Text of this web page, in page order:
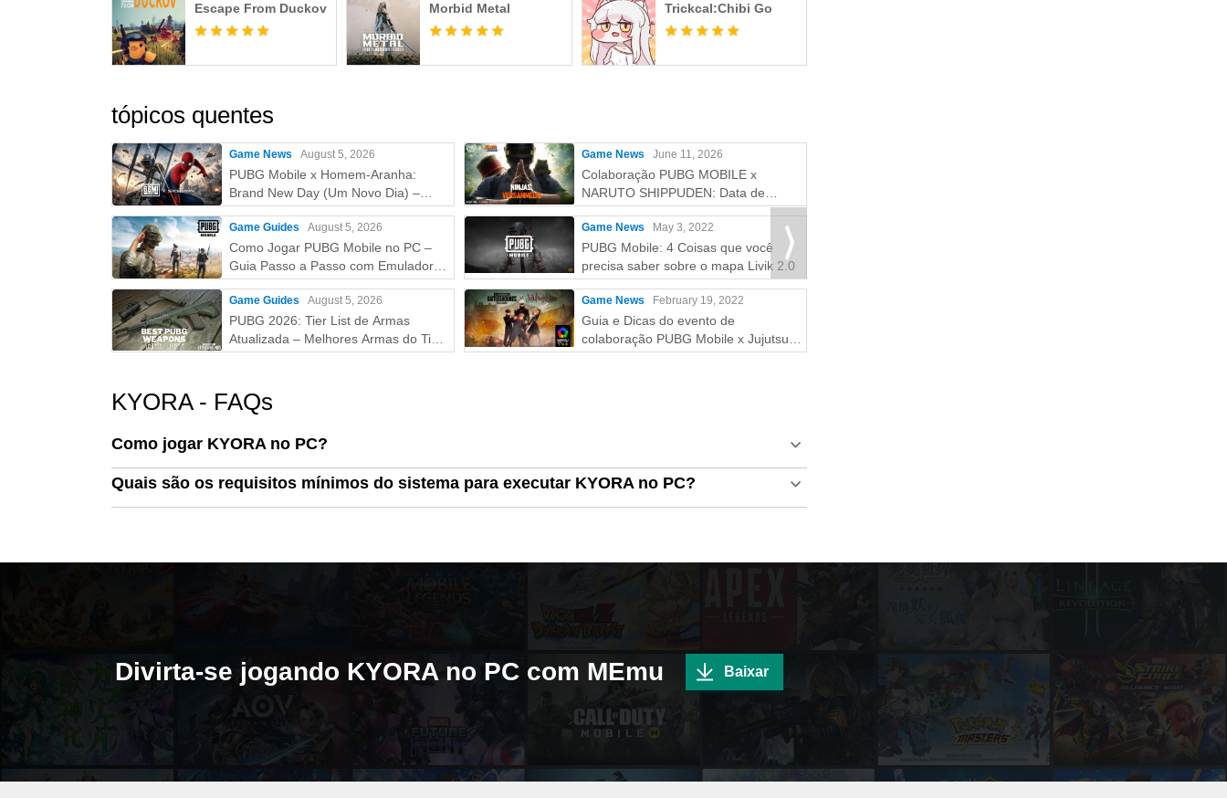
Escape From Duckov Morbid Metal Trickcal:Chibi Go
tópicos quentes
Game News August 5, 2026
PUBG Mobile x Homem-Aranha:
Brand New Day (Um Novo Dia) –
Tudo que você precisa saber!
Game Guides August 5, 2026
Como Jogar PUBG Mobile no PC –
Guia Passo a Passo com Emulador
(Atualizado 2026)
Game Guides August 5, 2026
PUBG 2026: Tier List de Armas
Atualizada – Melhores Armas do Tier
S ao D (Guia Completo)
Game News June 11, 2026
Colaboração PUBG MOBILE x
NARUTO SHIPPUDEN: Data de
Lançamento e Recompensas
Gratuitas
Game News May 3, 2022
PUBG Mobile: 4 Coisas que você
precisa saber sobre o mapa Livik 2.0
Game News February 19, 2022
Guia e Dicas do evento de
colaboração PUBG Mobile x Jujutsu
Kaisen
KYORA - FAQs
Como jogar KYORA no PC?
Quais são os requisitos mínimos do sistema para executar KYORA no PC?
Divirta-se jogando KYORA no PC com MEmu Baixar